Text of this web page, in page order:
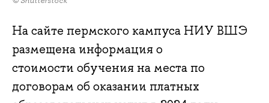
На сайте пермского кампуса НИУ ВШЭ
размещена информация о
стоимости обучения на места по
договорам об оказании платных